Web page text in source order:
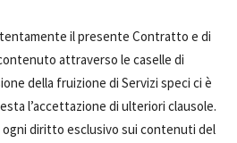
il presente Contratto e di
attraverso le caselle di
della fruizione di Servizi speci ci è
l’accettazione di ulteriori clausole.
diritto esclusivo sui contenuti del